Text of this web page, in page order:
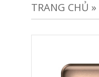
TRANG CHỦ »